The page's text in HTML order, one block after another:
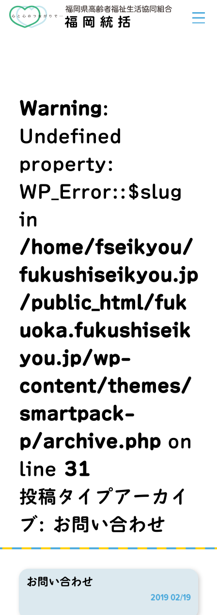
Warning:
Undefined
property:
WP_Error::$slug
in
/home/fseikyou/
fukushiseikyou.jp
/public_html/fuk
uoka.fukushiseik
you.jp/wp-
content/themes/
smartpack-
p/archive.phpon
line 31
投稿タイプアーカイ
ブ: お問い合わせ
お問い合わせ
2019 02/19